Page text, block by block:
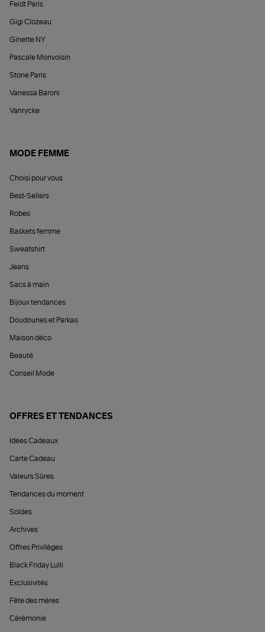
Feidt Paris
Gigi Clozeau
Ginette NY
Pascale Monvoisin
Stone Paris
Vanessa Baroni
Vanrycke
MODE FEMME
Choisi pour vous
Best-Sellers
Robes
Baskets femme
Sweatshirt
Jeans
Sacs à main
Bijoux tendances
Doudounes et Parkas
Maison déco
Beauté
Conseil Mode
OFFRES ET TENDANCES
Idées Cadeaux
Carte Cadeau
Valeurs Sûres
Tendances du moment
Soldes
Archives
Offres Privilèges
Black Friday Lulli
Exclusivités
Fête des mères
Cérémonie